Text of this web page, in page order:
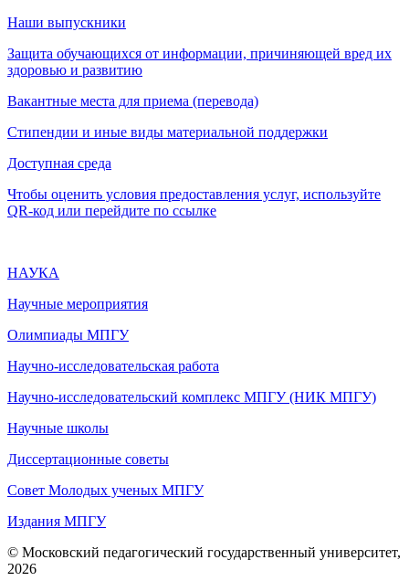
Наши выпускники
Защита обучающихся от информации, причиняющей вред их
здоровью и развитию
Вакантные места для приема (перевода)
Стипендии и иные виды материальной поддержки
Доступная среда
Чтобы оценить условия предоставления услуг, используйте
QR-код или перейдите по ссылке
НАУКА
Научные мероприятия
Олимпиады МПГУ
Научно-исследовательская работа
Научно-исследовательский комплекс МПГУ (НИК МПГУ)
Научные школы
Диссертационные советы
Совет Молодых ученых МПГУ
Издания МПГУ
© Московский педагогический государственный университет,
2026